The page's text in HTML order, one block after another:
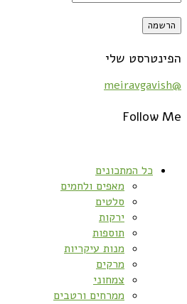
הפינטרסט שלי
@meiravgavish
Follow Me
כל המתכונים
מאפים ולחמים
סלטים
ירקות
תוספות
מנות עיקריות
מרקים
צמחוני
ממרחים ורטבים